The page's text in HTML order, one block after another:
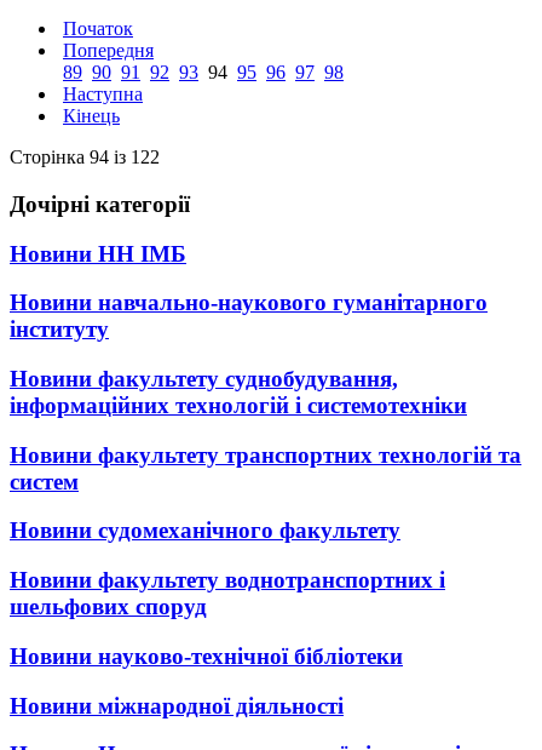
Початок
Попередня
89 90 91 92 93 94 95 96 97 98
Наступна
Кінець
Сторінка 94 із 122
Дочірні категорії
Новини НН ІМБ
Новини навчально-наукового гуманітарного
інституту
Новини факультету суднобудування,
інформаційних технологій і системотехніки
Новини факультету транспортних технологій та
систем
Новини судомеханічного факультету
Новини факультету воднотранспортних і
шельфових споруд
Новини науково-технічної бібліотеки
Новини міжнародної діяльності